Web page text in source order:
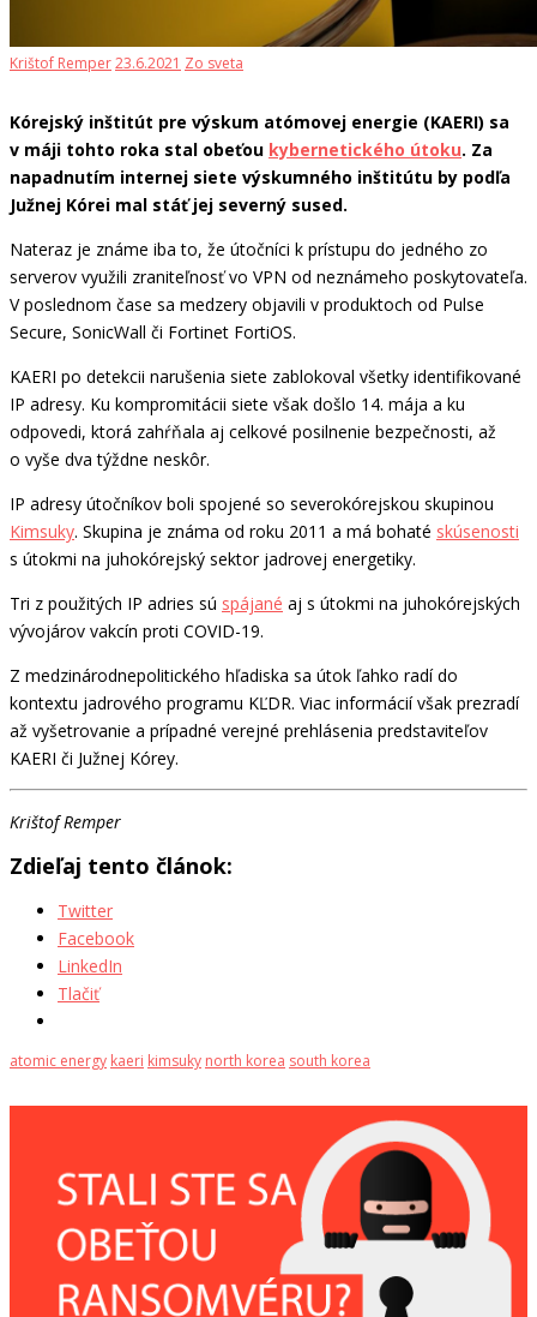
Krištof Remper23.6.2021 Zo sveta
Kórejský inštitút pre výskum atómovej energie (KAERI) sa
v máji tohto roka stal obeťou kybernetického útoku. Za
napadnutím internej siete výskumného inštitútu by podľa
Južnej Kórei mal stáť jej severný sused.
Nateraz je známe iba to, že útočníci k prístupu do jedného zo
serverov využili zraniteľnosť vo VPN od neznámeho poskytovateľa.
V poslednom čase sa medzery objavili v produktoch od Pulse
Secure, SonicWall či Fortinet FortiOS.
KAERI po detekcii narušenia siete zablokoval všetky identifikované
IP adresy. Ku kompromitácii siete však došlo 14. mája a ku
odpovedi, ktorá zahŕňala aj celkové posilnenie bezpečnosti, až
o vyše dva týždne neskôr.
IP adresy útočníkov boli spojené so severokórejskou skupinou
Kimsuky. Skupina je známa od roku 2011 a má bohaté skúsenosti
s útokmi na juhokórejský sektor jadrovej energetiky.
Tri z použitých IP adries sú spájané aj s útokmi na juhokórejských
vývojárov vakcín proti COVID-19.
Z medzinárodnepolitického hľadiska sa útok ľahko radí do
kontextu jadrového programu KĽDR. Viac informácií však prezradí
až vyšetrovanie a prípadné verejné prehlásenia predstaviteľov
KAERI či Južnej Kórey.
Krištof Remper
Zdieľaj tento článok:
Twitter
Facebook
LinkedIn
Tlačiť
atomic energy kaeri kimsuky north korea south korea